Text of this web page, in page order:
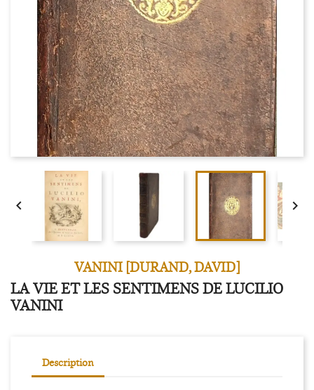
 
VANINI [DURAND, DAVID]
LA VIE ET LES SENTIMENS DE LUCILIO
VANINI
Description